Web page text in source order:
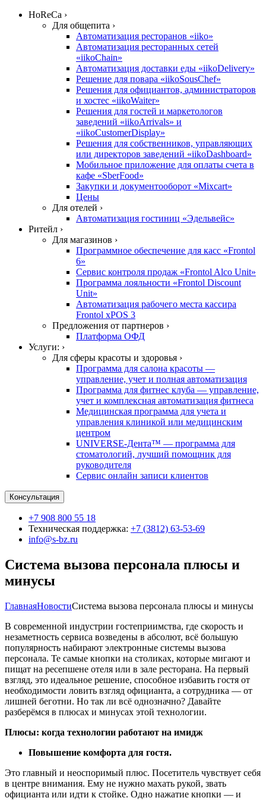
HoReCa ›
Для общепита ›
Автоматизация ресторанов «iiko»
Автоматизация ресторанных сетей
«iikoChain»
Автоматизация доставки еды «iikoDelivery»
Решение для повара «iikoSousChef»
Решения для официантов, администраторов
и хостес «iikoWaiter»
Решения для гостей и маркетологов
заведений «iikoArrivals» и
«iikoCustomerDisplay»
Решения для собственников, управляющих
или директоров заведений «iikoDashboard»
Мобильное приложение для оплаты счета в
кафе «SberFood»
Закупки и документооборот «Mixcart»
Цены
Для отелей ›
Автоматизация гостиниц «Эдельвейс»
Ритейл ›
Для магазинов ›
Программное обеспечение для касс «Frontol
6»
Сервис контроля продаж «Frontol Alco Unit»
Программа лояльности «Frontol Discount
Unit»
Автоматизация рабочего места кассира
Frontol xPOS 3
Предложения от партнеров ›
Платформа ОФД
Услуги: ›
Для сферы красоты и здоровья ›
Программа для салона красоты —
управление, учет и полная автоматизация
Программа для фитнес клуба — управление,
учет и комплексная автоматизация фитнеса
Медицинская программа для учета и
управления клиникой или медицинским
центром
UNIVERSE-Дента™ — программа для
стоматологий, лучший помощник для
руководителя
Сервис онлайн записи клиентов
Консультация
+7 908 800 55 18
Техническая поддержка: +7 (3812) 63-53-69
info@s-bz.ru
Система вызова персонала плюсы и
минусы
ГлавнаяНовостиСистема вызова персонала плюсы и минусы
В современной индустрии гостеприимства, где скорость и
незаметность сервиса возведены в абсолют, всё большую
популярность набирают электронные системы вызова
персонала. Те самые кнопки на столиках, которые мигают и
пищат на ресепшене отеля или в зале ресторана. На первый
взгляд, это идеальное решение, способное избавить гостя от
необходимости ловить взгляд официанта, а сотрудника — от
лишней беготни. Но так ли всё однозначно? Давайте
разберёмся в плюсах и минусах этой технологии.
Плюсы: когда технологии работают на имидж
Повышение комфорта для гостя.
Это главный и неоспоримый плюс. Посетитель чувствует себя
в центре внимания. Ему не нужно махать рукой, звать
официанта или идти к стойке. Одно нажатие кнопки — и